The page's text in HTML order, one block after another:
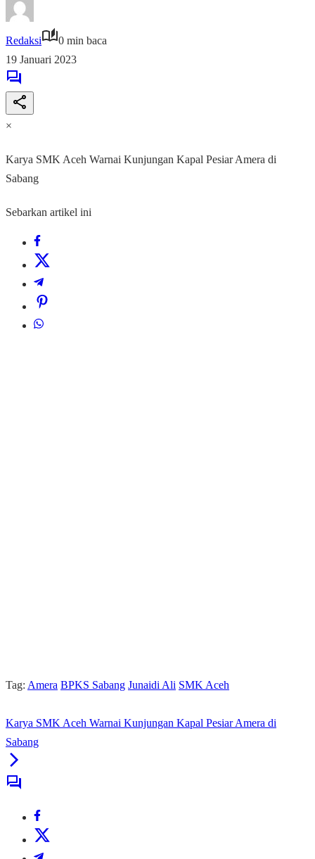
Redaksi
0 min baca
19 Januari 2023
×
Karya SMK Aceh Warnai Kunjungan Kapal Pesiar Amera di
Sabang
Sebarkan artikel ini
Tag: Amera BPKS Sabang Junaidi Ali SMK Aceh
Karya SMK Aceh Warnai Kunjungan Kapal Pesiar Amera di
Sabang